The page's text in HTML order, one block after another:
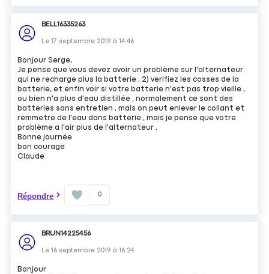
BELL16335263
Le17 septembre 2019 à14:46
Bonjour Serge,
Je pense que vous devez avoir un problème sur l'alternateur
qui ne recharge plus la batterie , 2) verifiez les cosses de la
batterie, et enfin voir si votre batterie n'est pas trop vieille ,
ou bien n'a plus d'eau distillée , normalement ce sont des
batteries sans entretien , mais on peut enlever le collant et
remmetre de l'eau dans batterie , mais je pense que votre
problème a l'air plus de l'alternateur .
Bonne journée
bon courage
Claude
Répondre 0
BRUN14225456
Le16 septembre 2019 à16:24
Bonjour